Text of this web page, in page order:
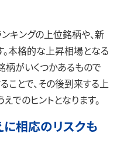
キングの上位銘柄や、新
本格的な上昇相場となる
柄がいくつかあるもので
ことで、その後到来する上
でのヒントとなります。
相応のリスクも